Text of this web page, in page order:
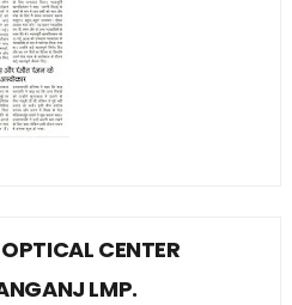
CENTER
LMP.